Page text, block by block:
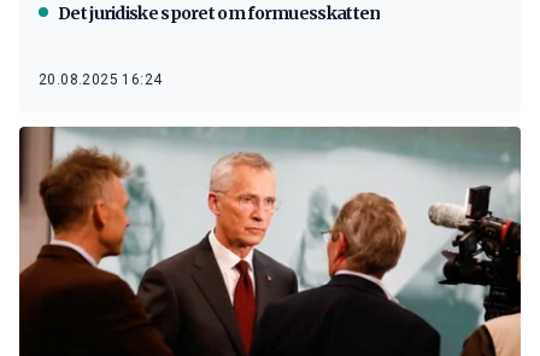
Det juridiske sporet om formuesskatten
20.08.2025 16:24